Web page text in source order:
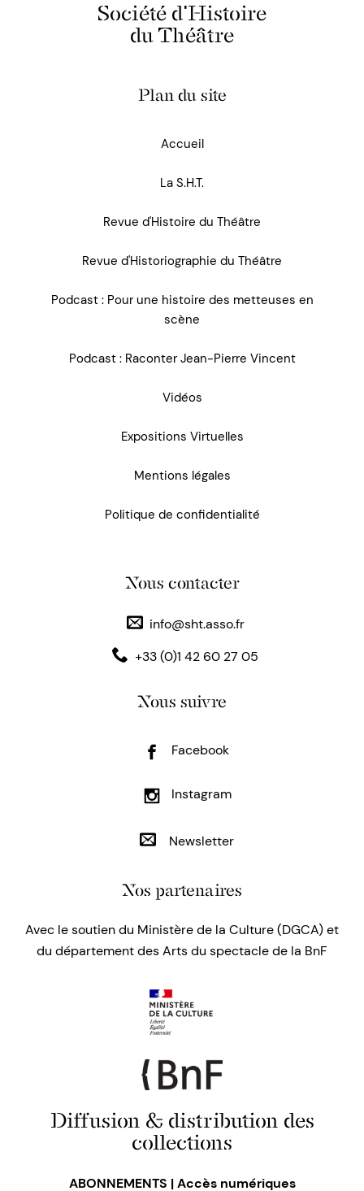
Société d'Histoire
du Théâtre
Plan du site
Accueil
La S.H.T.
Revue d'Histoire du Théâtre
Revue d'Historiographie du Théâtre
Podcast : Pour une histoire des metteuses en
scène
Podcast : Raconter Jean-Pierre Vincent
Vidéos
Expositions Virtuelles
Mentions légales
Politique de confidentialité
Nous contacter
info@sht.asso.fr
+33 (0)1 42 60 27 05
Nous suivre
Facebook
Instagram
Newsletter
Nos partenaires
Avec le soutien du Ministère de la Culture (DGCA) et
du département des Arts du spectacle de la BnF
Diffusion & distribution des
collections
ABONNEMENTS | Accès numériques